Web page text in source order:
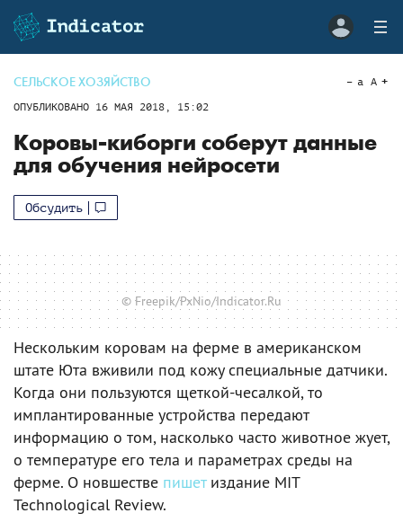
СЕЛЬСКОЕ ХОЗЯЙСТВО
ОПУБЛИКОВАНО 16 МАЯ 2018, 15:02
a A
Коровы-киборги соберут данные
для обучения нейросети
Обсудить
© Freepik/PxNio/Indicator.Ru
Нескольким коровам на ферме в американском
штате Юта вживили под кожу специальные датчики.
Когда они пользуются щеткой-чесалкой, то
имплантированные устройства передают
информацию о том, насколько часто животное жует,
о температуре его тела и параметрах среды на
ферме. О новшестве пишетиздание MIT
Technological Review.